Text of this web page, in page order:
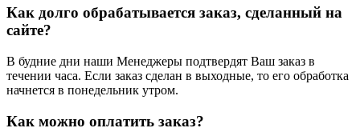
Как долго обрабатывается заказ, сделанный на
сайте?
В будние дни наши Менеджеры подтвердят Ваш заказ в
течении часа. Если заказ сделан в выходные, то его обработка
начнется в понедельник утром.
Как можно оплатить заказ?